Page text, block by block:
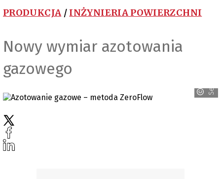
PRODUKCJA / INŻYNIERIA POWIERZCHNI
Nowy wymiar azotowania
gazowego